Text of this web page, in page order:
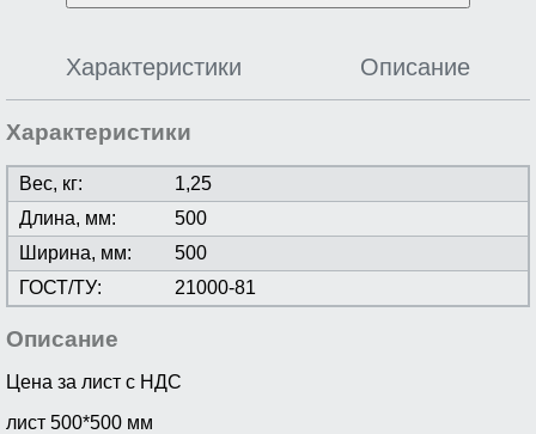
Характеристики Описание
Характеристики
Вес, кг:
1,25
Длина, мм:
500
Ширина, мм:
500
ГОСТ/ТУ:
21000-81
Описание
Цена за лист с НДС
лист 500*500 мм